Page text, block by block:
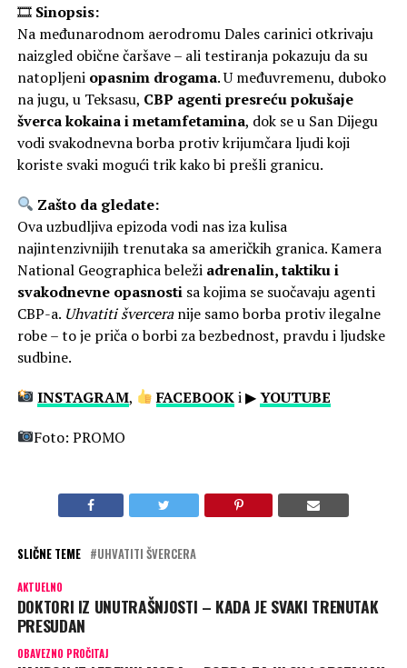
🎞 Sinopsis:
Na međunarodnom aerodromu Dales carinici otkrivaju
naizgled obične čaršave – ali testiranja pokazuju da su
natopljeni opasnim drogama. U međuvremenu, duboko
na jugu, u Teksasu, CBP agenti presreću pokušaje
šverca kokaina i metamfetamina, dok se u San Dijegu
vodi svakodnevna borba protiv krijumčara ljudi koji
koriste svaki mogući trik kako bi prešli granicu.
Zašto da gledate:
Ova uzbudljiva epizoda vodi nas iza kulisa
najintenzivnijih trenutaka sa američkih granica. Kamera
National Geographica beleži adrenalin, taktiku i
svakodnevne opasnostisa kojima se suočavaju agenti
CBP-a. Uhvatiti šverceranije samo borba protiv ilegalne
robe – to je priča o borbi za bezbednost, pravdu i ljudske
sudbine.
INSTAGRAM, FACEBOOKi ▶YOUTUBE
Foto: PROMO
SLIČNE TEME UHVATITI ŠVERCERA
AKTUELNO
DOKTORI IZ UNUTRAŠNJOSTI – KADA JE SVAKI TRENUTAK
PRESUDAN
OBAVEZNO PROČITAJ